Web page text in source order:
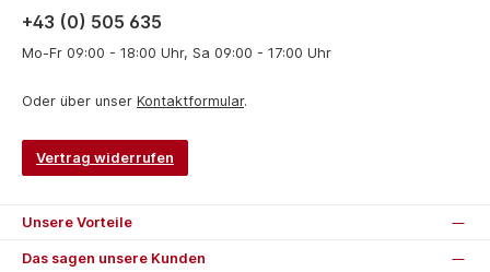
+43 (0) 505 635
Mo-Fr 09:00 - 18:00 Uhr, Sa 09:00 - 17:00 Uhr
Oder über unser Kontaktformular.
Vertrag widerrufen
Unsere Vorteile
Das sagen unsere Kunden